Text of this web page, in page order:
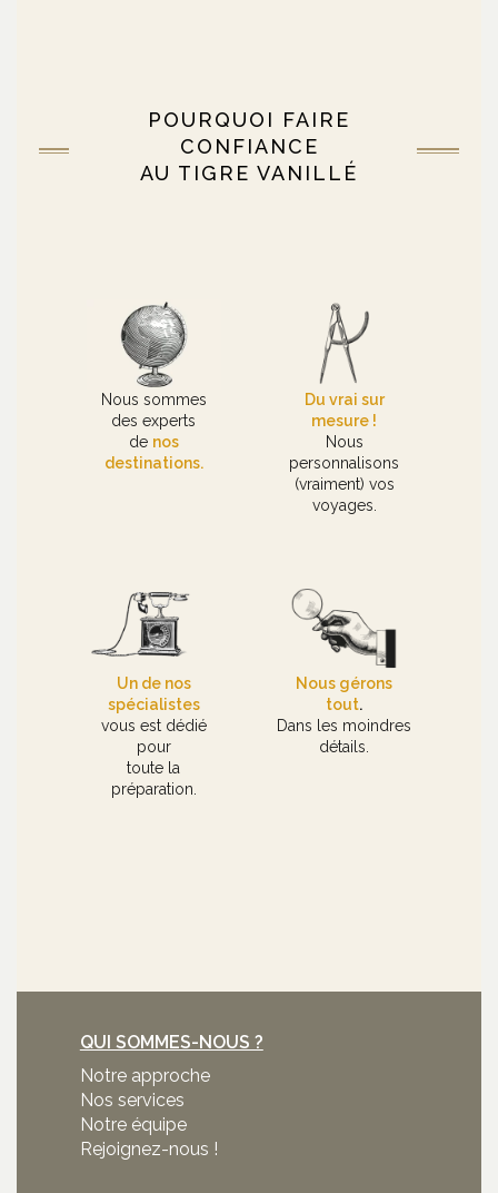
POURQUOI FAIRE
CONFIANCE
AU TIGRE VANILLÉ
Nous sommes
des experts
de nos
destinations.
Du vrai sur
mesure !
Nous
personnalisons
(vraiment) vos
voyages.
Un de nos
spécialistes
vous est dédié
pour
toute la
préparation.
Nous gérons
tout.
Dans les moindres
détails.
QUI SOMMES-NOUS ?
Notre approche
Nos services
Notre équipe
Rejoignez-nous !